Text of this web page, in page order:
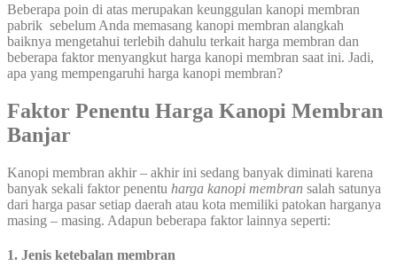
Beberapa poin di atas merupakan keunggulan kanopi membran
pabrik sebelum Anda memasang kanopi membran alangkah
baiknya mengetahui terlebih dahulu terkait harga membran dan
beberapa faktor menyangkut harga kanopi membran saat ini. Jadi,
apa yang mempengaruhi harga kanopi membran?
Faktor Penentu Harga Kanopi Membran
Banjar
Kanopi membran akhir – akhir ini sedang banyak diminati karena
banyak sekali faktor penentu harga kanopi membran salah satunya
dari harga pasar setiap daerah atau kota memiliki patokan harganya
masing – masing. Adapun beberapa faktor lainnya seperti:
1. Jenis ketebalan membran